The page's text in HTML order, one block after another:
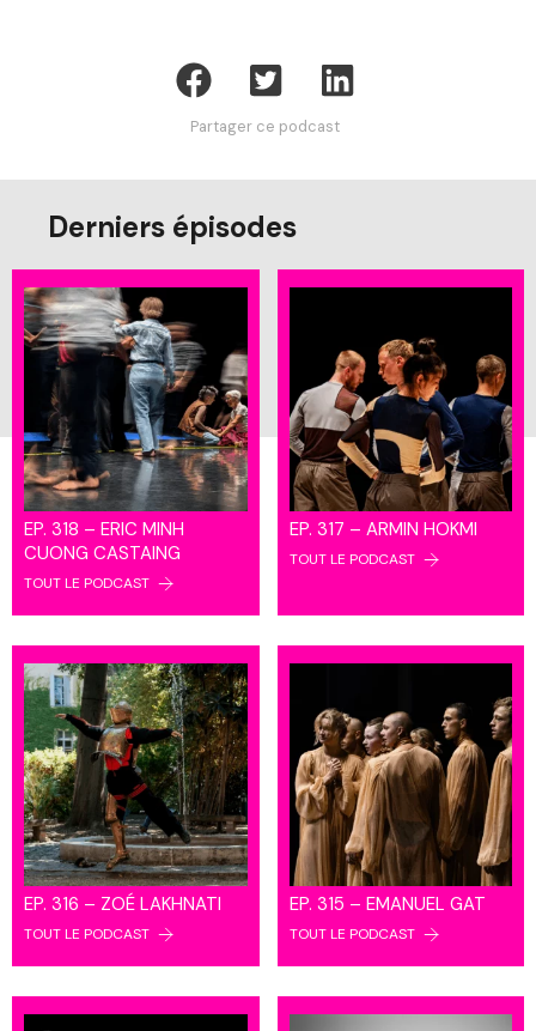
Partager ce podcast
Derniers épisodes
EP. 318 – ERIC MINH
CUONG CASTAING
TOUT LE PODCAST
EP. 317 – ARMIN HOKMI
TOUT LE PODCAST
EP. 316 – ZOÉ LAKHNATI
TOUT LE PODCAST
EP. 315 – EMANUEL GAT
TOUT LE PODCAST